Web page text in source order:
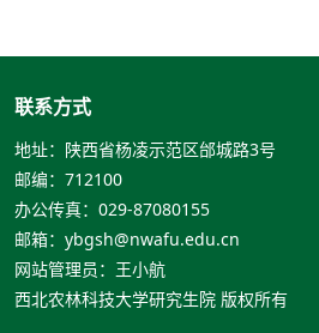
联系方式
地址：陕西省杨凌示范区邰城路3号
邮编：712100
办公传真：029-87080155
邮箱：ybgsh@nwafu.edu.cn
网站管理员：王小航
西北农林科技大学研究生院 版权所有